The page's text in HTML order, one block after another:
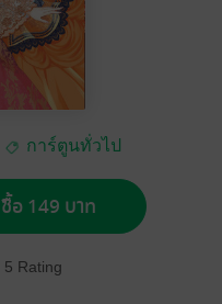
การ์ตูนทั่วไป
ซื้อ 149 บาท
5 Rating